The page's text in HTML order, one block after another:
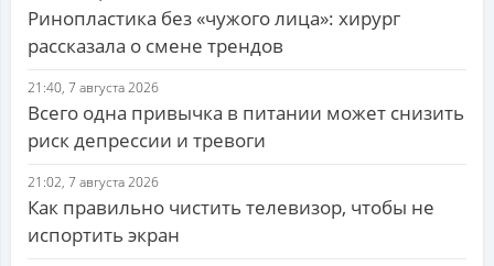
Ринопластика без «чужого лица»: хирург
рассказала о смене трендов
21:40, 7 августа 2026
Всего одна привычка в питании может снизить
риск депрессии и тревоги
21:02, 7 августа 2026
Как правильно чистить телевизор, чтобы не
испортить экран